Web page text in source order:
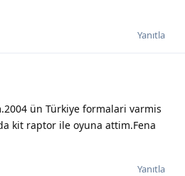
Yanıtla
ün Türkiye formalari varmis
kit raptor ile oyuna attim.Fena
Yanıtla